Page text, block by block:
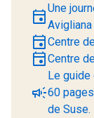
eventUne
Avigliana
eventCentre
eventCentre
campaign
Le guide
60
de Suse.